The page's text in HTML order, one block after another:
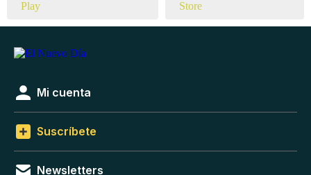
Mi cuenta
Suscríbete
Newsletters